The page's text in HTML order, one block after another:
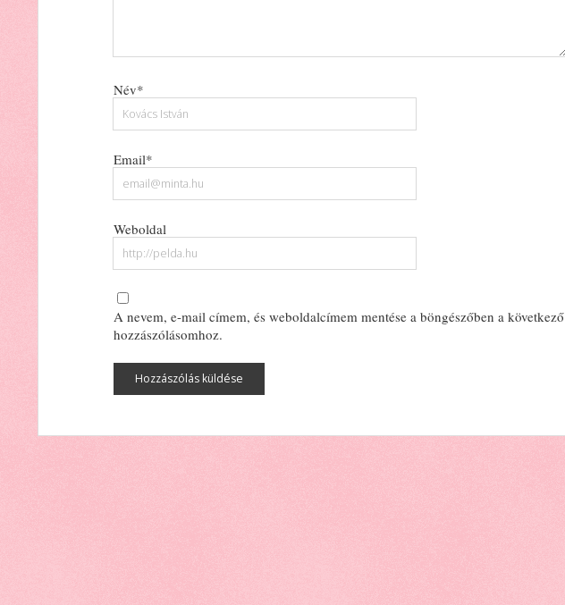
Név*
Email*
Weboldal
A nevem, e-mail címem, és weboldalcímem mentése a böngészőben a következő
hozzászólásomhoz.